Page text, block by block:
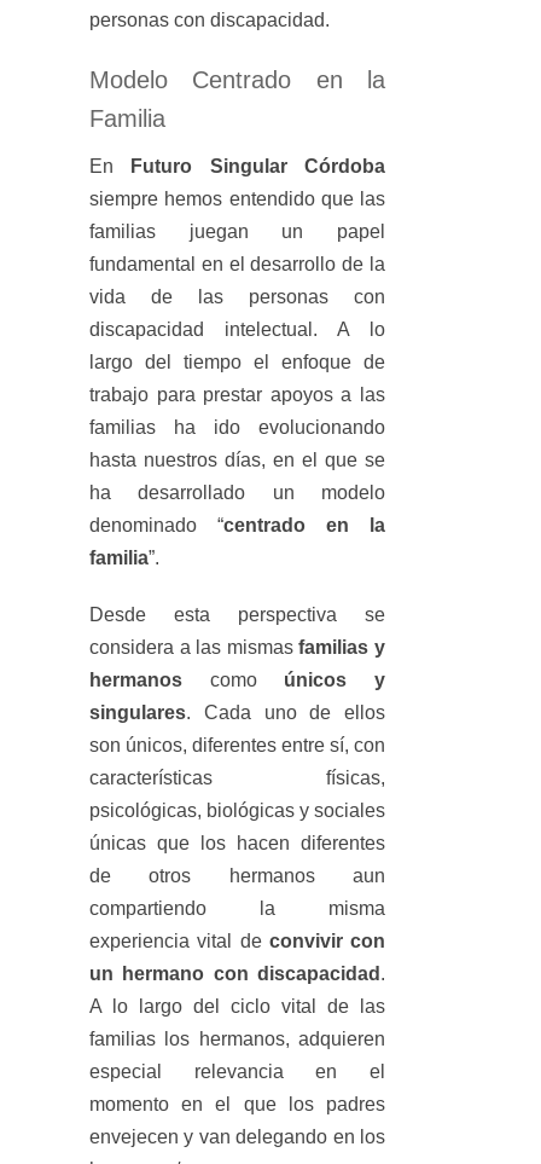
personas con discapacidad.
Modelo Centrado en la
Familia
En
Futuro Singular Córdoba
siempre hemos entendido que las
familias juegan un papel
fundamental en el desarrollo de la
vida de las personas con
discapacidad intelectual. A lo
largo del tiempo el enfoque de
trabajo para prestar apoyos a las
familias ha ido evolucionando
hasta nuestros días, en el que se
ha desarrollado un modelo
denominado “centrado en la
familia”.
Desde esta perspectiva se
considera a las mismasfamilias y
hermanos como únicos y
singulares. Cada uno de ellos
son únicos, diferentes entre sí, con
características físicas,
psicológicas, biológicas y sociales
únicas que los hacen diferentes
de otros hermanos aun
compartiendo la misma
experiencia vital de convivir con
un hermano con discapacidad .
A lo largo del ciclo vital de las
familias los hermanos, adquieren
especial relevancia en el
momento en el que los padres
envejecen y van delegando en los